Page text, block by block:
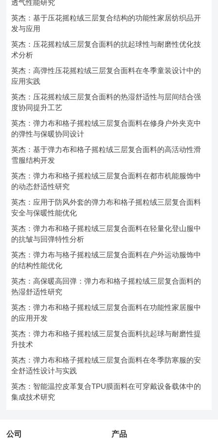
透气性能研究
英杰：基于压花摇粒绒三层复合结构的功能性家居纺织品开
发与应用
英杰：压花摇粒绒三层复合面料的抗起球性与耐磨性优化技
术分析
英杰：高弹性压花摇粒绒三层复合面料在冬季童装设计中的
应用实践
英杰：压花摇粒绒三层复合面料的热湿舒适性与层间结合强
度协同提升工艺
英杰：弹力布和格子摇粒绒三层复合面料在修身户外夹克中
的弹性与保暖协同设计
英杰：基于弹力布和格子摇粒绒三层复合面料的高活动性滑
雪服结构开发
英杰：弹力布和格子摇粒绒三层复合面料在都市机能服饰中
的动态舒适性研究
英杰：应用于防风外套的弹力布和格子摇粒绒三层复合面料
安全与保暖性能优化
英杰：弹力布和格子摇粒绒三层复合面料在轻量化登山服中
的抗皱与回弹特性分析
英杰：弹力布与格子摇粒绒三层复合面料在户外运动服饰中
的结构性能优化
英杰：高保暖高回弹：弹力布和格子摇粒绒三层复合面料的
热湿舒适性研究
英杰：弹力布和格子摇粒绒三层复合面料在功能性家居服中
的应用开发
英杰：弹力布和格子摇粒绒三层复合面料抗起球与耐磨性提
升技术
英杰：弹力布和格子摇粒绒三层复合面料在冬季防寒服的安
全舒适性设计与实践
英杰：智能温控皮革复合TPU膜面料在可穿戴设备载体中的
集成技术研究
公司 产品